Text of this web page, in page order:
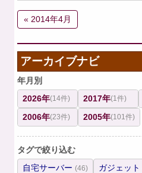
« 2014年4月
アーカイブナビ
年月別
2026年(14件) 2017年(1件)
2006年(23件) 2005年(101件)
タグで絞り込む
自宅サーバー (46) ガジェット